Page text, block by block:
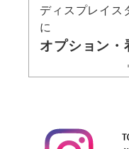
ディスプレイス
に
オプション